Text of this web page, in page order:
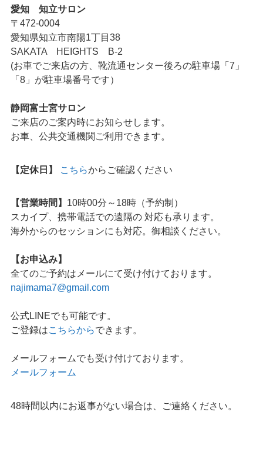
愛知 知立サロン
〒472-0004
愛知県知立市南陽1丁目38
SAKATA HEIGHTS B-2
(お車でご来店の方、靴流通センター後ろの駐車場「7」
「8」が駐車場番号です）
静岡富士宮サロン
ご来店のご案内時にお知らせします。
お車、公共交通機関ご利用できます。
【定休日】 こちらからご確認ください
【営業時間】 10時00分～18時（予約制）
スカイプ、携帯電話での遠隔の 対応も承ります。
海外からのセッションにも対応。御相談ください。
【お申込み】
全てのご予約はメールにて受け付けております。
najimama7@gmail.com
公式LINEでも可能です。
ご登録はこちらからできます。
メールフォームでも受け付けております。
メールフォーム
48時間以内にお返事がない場合は、ご連絡ください。